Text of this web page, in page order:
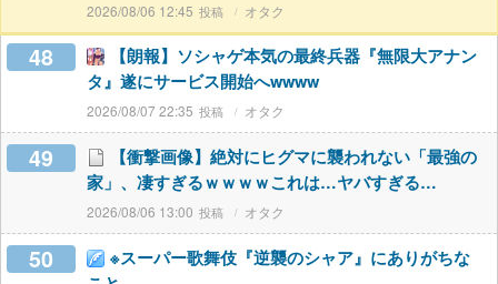
2026/08/06 12:45 オタク
48
【朗報】ソシャゲ本気の最終兵器『無限大アナン
タ』遂にサービス開始へwwww
2026/08/07 22:35 オタク
49
【衝撃画像】絶対にヒグマに襲われない「最強の
家」、凄すぎるｗｗｗｗこれは…ヤバすぎる…
2026/08/06 13:00 オタク
50
※スーパー歌舞伎『逆襲のシャア』にありがちな